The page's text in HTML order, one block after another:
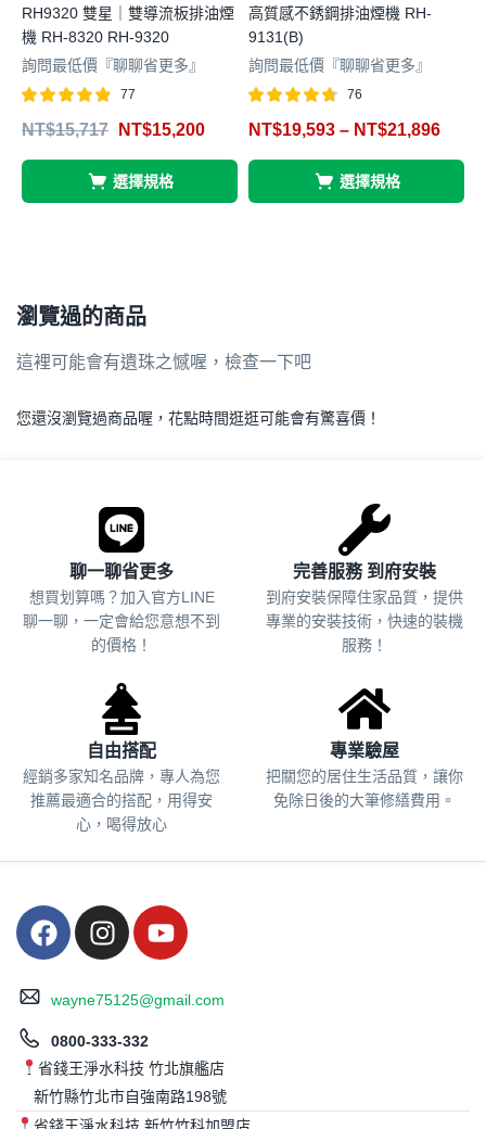
RH9320 雙星｜雙導流板排油煙
機 RH-8320 RH-9320
詢問最低價『聊聊省更多』
4.83
77
NT$15,717 NT$15,200
選擇規格
高質感不銹鋼排油煙機 RH-
9131(B)
詢問最低價『聊聊省更多』
4.72
76
NT$19,593 – NT$21,896
選擇規格
瀏覽過的商品
這裡可能會有遺珠之憾喔，檢查一下吧
您還沒瀏覽過商品喔，花點時間逛逛可能會有驚喜價！
聊一聊省更多
想買划算嗎？加入官方LINE
聊一聊，一定會給您意想不到
的價格！
完善服務 到府安裝
到府安裝保障住家品質，提供
專業的安裝技術，快速的裝機
服務！
自由搭配
經銷多家知名品牌，專人為您
推薦最適合的搭配，用得安
心，喝得放心
專業驗屋
把關您的居住生活品質， 讓你
免除日後的大筆修繕費用。
wayne75125@gmail.com
0800-333-332
省錢王淨水科技 竹北旗艦店
新竹縣竹北市自強南路198號